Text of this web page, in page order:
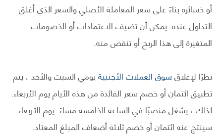
أو خسائره بناءً على سعر المعاملة الأصلي والسعر الذي أغلق
التداول عنده. يمكن أن تضيف الاعتمادات أو الخصومات
المتغيرة إلى هذا الربح أو تنقص منه.
نظرًا لإغلاقسوق العملات الأجنبيةيومي السبت والأحد ، يتم
تطبيق ائتمان أو خصم سعر الفائدة من هذه الأيام يوم الأربعاء.
لذلك ، يشغل منصبًا في الساعة الخامسة مساءً. يوم الأربعاء
سينتج عنه ائتمان أو خصم ثلاثة أضعاف المبلغ المعتاد.